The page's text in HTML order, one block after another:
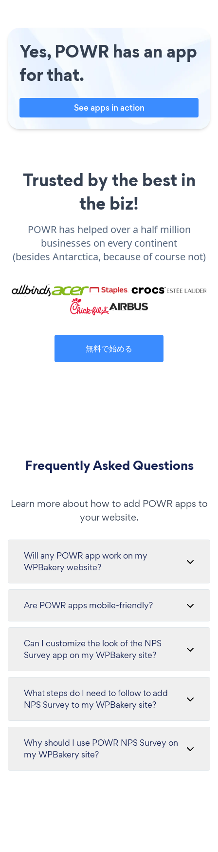
Yes, POWR has an app
for that.
See apps in action
Trusted by the best in
the biz!
POWR has helped over a half million
businesses on every continent
(besides Antarctica, because of course not)
無料で始める
Frequently Asked Questions
Learn more about how to add POWR apps to
your website.
Will any POWR app work on my
WPBakery website?
Are POWR apps mobile-friendly?
Can I customize the look of the NPS
Survey app on my WPBakery site?
What steps do I need to follow to add
NPS Survey to my WPBakery site?
Why should I use POWR NPS Survey on
my WPBakery site?